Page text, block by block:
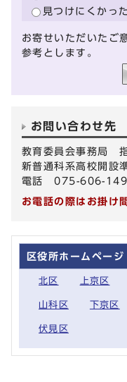
見つけにくかった
お寄せいただいたご
参考とします。
お問い合わせ先
教育委員会事務局
新普通科系高校開設
電話 075-606-
お電話の際はお掛け
区役所ホームページ
北区 上京区
山科区 下京区
伏見区